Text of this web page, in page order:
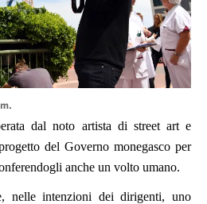
dal noto artista di street art e
del Governo monegasco per
anche un volto umano.
nelle intenzioni dei dirigenti, uno